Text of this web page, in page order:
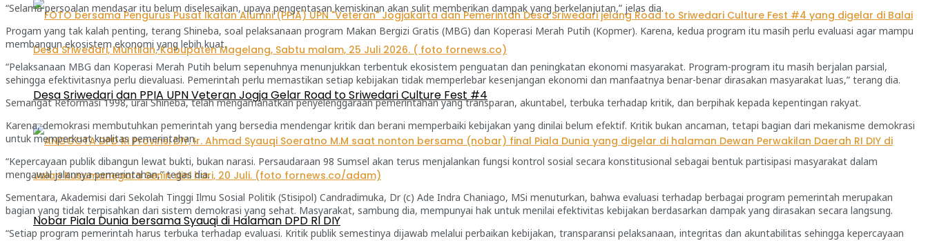
Desa Sriwedari dan PPIA UPN Veteran Jogja Gelar Road to Sriwedari Culture Fest #4
Nobar Piala Dunia bersama Syauqi di Halaman DPD RI DIY
“Selama persoalan mendasar itu belum diselesaikan, upaya pengentasan kemiskinan akan sulit memberikan dampak yang berkelanjutan,” jelas dia.
Progam yang tak kalah penting, terang Shineba, soal pelaksanaan program Makan Bergizi Gratis (MBG) dan Koperasi Merah Putih (Kopmer). Karena, kedua program itu masih perlu evaluasi agar mampu
membangun ekosistem ekonomi yang lebih kuat.
“Pelaksanaan MBG dan Koperasi Merah Putih belum sepenuhnya menunjukkan terbentuk ekosistem penguatan dan peningkatan ekonomi masyarakat. Program-program itu masih berjalan parsial,
sehingga efektivitasnya perlu dievaluasi. Pemerintah perlu memastikan setiap kebijakan tidak memperlebar kesenjangan ekonomi dan manfaatnya benar-benar dirasakan masyarakat luas,” terang dia.
Semangat Reformasi 1998, urai Shineba, telah mengamanatkan penyelenggaraan pemerintahan yang transparan, akuntabel, terbuka terhadap kritik, dan berpihak kepada kepentingan rakyat.
Karena, demokrasi membutuhkan pemerintah yang bersedia mendengar kritik dan berani memperbaiki kebijakan yang dinilai belum efektif. Kritik bukan ancaman, tetapi bagian dari mekanisme demokrasi
untuk memperkuat kualitas pemerintahan.
“Kepercayaan publik dibangun lewat bukti, bukan narasi. Persaudaraan 98 Sumsel akan terus menjalankan fungsi kontrol sosial secara konstitusional sebagai bentuk partisipasi masyarakat dalam
mengawal jalannya pemerintahan,” tegas dia.
Sementara, Akademisi dari Sekolah Tinggi Ilmu Sosial Politik (Stisipol) Candradimuka, Dr (c) Ade Indra Chaniago, MSi menuturkan, bahwa evaluasi terhadap berbagai program pemerintah merupakan
bagian yang tidak terpisahkan dari sistem demokrasi yang sehat. Masyarakat, sambung dia, mempunyai hak untuk menilai efektivitas kebijakan berdasarkan dampak yang dirasakan secara langsung.
“Setiap program pemerintah harus terbuka terhadap evaluasi. Kritik publik semestinya dijawab melalui perbaikan kebijakan, transparansi pelaksanaan, integritas dan akuntabilitas sehingga kepercayaan